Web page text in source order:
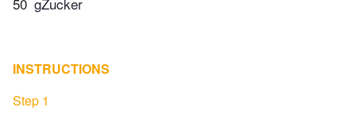
INSTRUCTIONS
Step 1